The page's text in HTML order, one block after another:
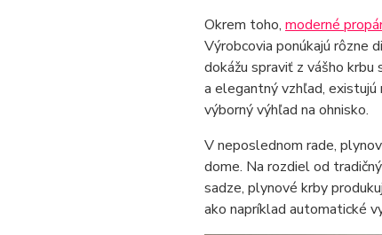
Okrem toho, moderné
Výrobcovia ponúkajú rôzne
dokážu spraviť z vášho
a elegantný vzhľad,
výborný výhľad na ohnisko.
V neposlednom rade,
dome. Na rozdiel od
sadze, plynové krby
ako napríklad automatické